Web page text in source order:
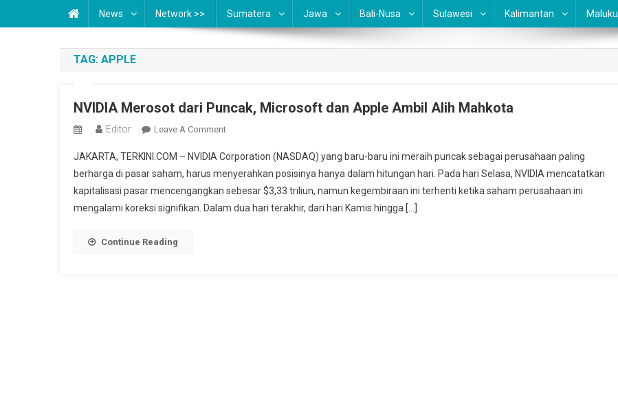
News Network >> Sumatera Jawa Bali-Nusa Sulawesi Kalimantan Maluku
TAG: APPLE
NVIDIA Merosot dari Puncak, Microsoft dan Apple Ambil Alih Mahkota
Editor Leave A CommentOn
Merosot
Dari
Puncak,
Microsoft
JAKARTA, TERKINI.COM – NVIDIA Corporation (NASDAQ) yang baru-baru ini meraih puncak sebagai perusahaan paling
berharga di pasar saham, harus menyerahkan posisinya hanya dalam hitungan hari. Pada hari Selasa, NVIDIA mencatatkan
kapitalisasi pasar mencengangkan sebesar $3,33 triliun, namun kegembiraan ini terhenti ketika saham perusahaan ini
mengalami koreksi signifikan. Dalam dua hari terakhir, dari hari Kamis hingga […]
Continue Reading